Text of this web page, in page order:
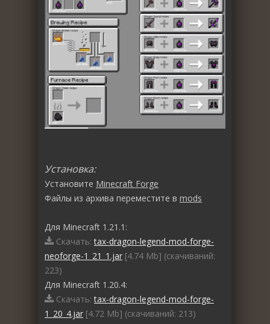
Установка:
Установите Minecraft Forge
Файлы из архива переместите в mods
Для Minecraft 1.21.1:
Скачать:tax-dragon-legend-mod-forge-
neoforge-1_21_1.jar [4.74 Mb] (cкачиваний:
223)
Для Minecraft 1.20.4:
Скачать:tax-dragon-legend-mod-forge-
1_20_4.jar [4.72 Mb] (cкачиваний: 213)